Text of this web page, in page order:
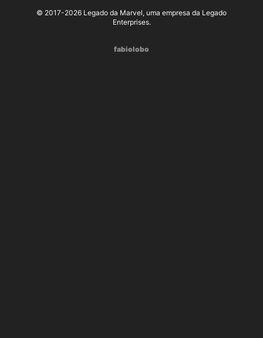
© 2017-2026 Legado da Marvel, uma empresa da Legado
Enterprises.
fabiolobo